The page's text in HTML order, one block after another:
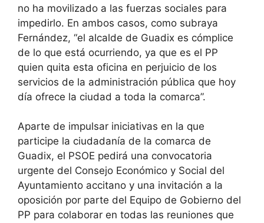
no ha movilizado a las fuerzas sociales para
impedirlo. En ambos casos, como subraya
Fernández, “el alcalde de Guadix es cómplice
de lo que está ocurriendo, ya que es el PP
quien quita esta oficina en perjuicio de los
servicios de la administración pública que hoy
día ofrece la ciudad a toda la comarca”.
Aparte de impulsar iniciativas en la que
participe la ciudadanía de la comarca de
Guadix, el PSOE pedirá una convocatoria
urgente del Consejo Económico y Social del
Ayuntamiento accitano y una invitación a la
oposición por parte del Equipo de Gobierno del
PP para colaborar en todas las reuniones que